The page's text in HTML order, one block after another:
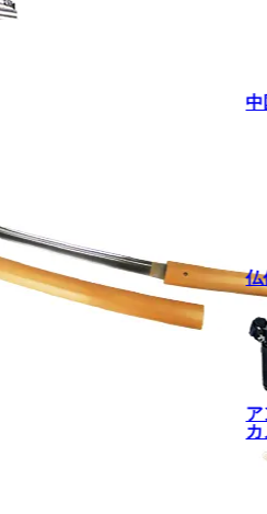
中
仏
ア